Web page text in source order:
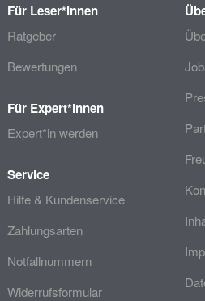
Für Leser*innen
Ratgeber
Bewertungen
Für Expert*innen
Expert*in werden
Service
Hilfe & Kundenservice
Zahlungsarten
Notfallnummern
Widerrufsformular